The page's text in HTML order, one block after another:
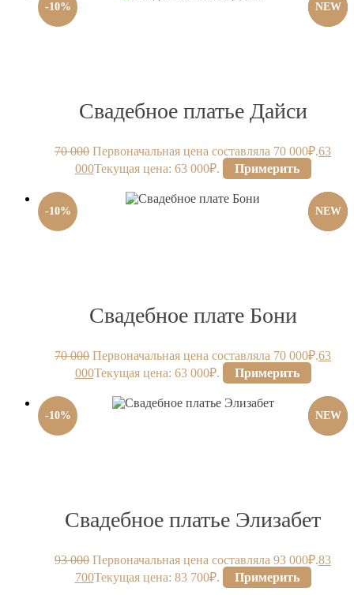
-10% NEW
Свадебное платье Дайси
70 000 Первоначальная цена составляла 70 000₽.63
000Текущая цена: 63 000₽. Примерить
-10% NEW
Свадебное плате Бони
70 000 Первоначальная цена составляла 70 000₽.63
000Текущая цена: 63 000₽. Примерить
-10% NEW
Свадебное платье Элизабет
93 000 Первоначальная цена составляла 93 000₽.83
700Текущая цена: 83 700₽. Примерить